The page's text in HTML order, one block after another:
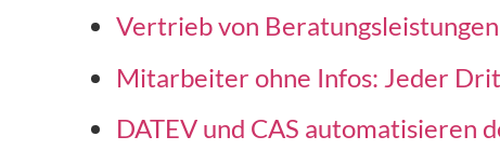
Vertrieb von
Mitarbeiter ohne Infos: Jeder
DATEV und CAS automatisieren